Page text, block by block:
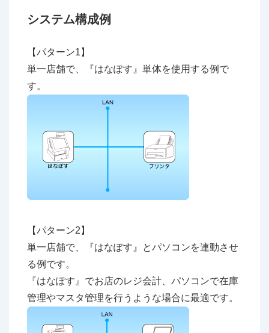
システム構成例
【パターン1】
単一店舗で、『はなぽす』単体を使用する例で
す。
【パターン2】
単一店舗で、『はなぽす』とパソコンを連動させ
る例です。
『はなぽす』でお店のレジ会計、パソコンで在庫
管理やマスタ管理を行うような場合に最適です。